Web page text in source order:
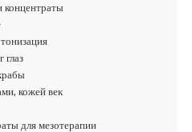
глаз
кожей век
для мезотерапии